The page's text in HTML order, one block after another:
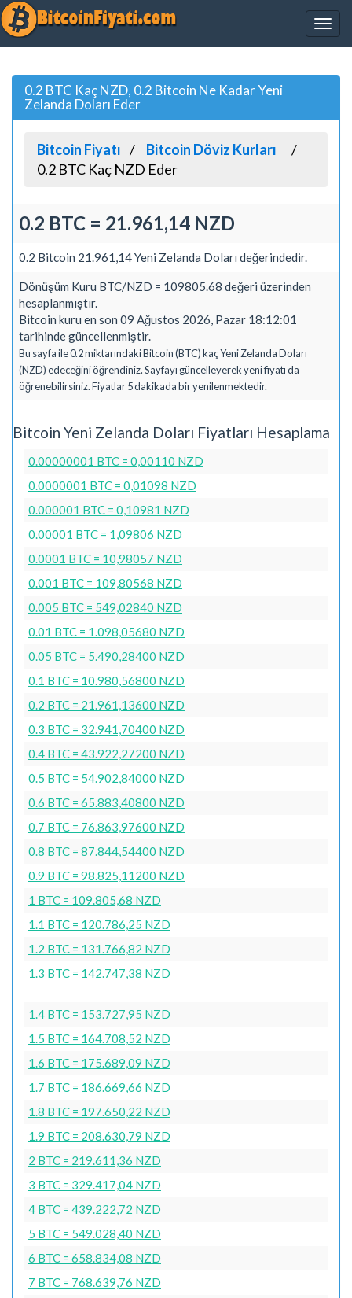
0.2 BTC Kaç NZD, 0.2 Bitcoin Ne Kadar Yeni
Zelanda Doları Eder
Bitcoin Fiyatı
Bitcoin Döviz Kurları
0.2 BTC Kaç NZD Eder
0.2 BTC = 21.961,14 NZD
0.2 Bitcoin 21.961,14 Yeni Zelanda Doları değerindedir.
Dönüşüm Kuru BTC/NZD = 109805.68 değeri üzerinden
hesaplanmıştır.
Bitcoin kuru en son 09 Ağustos 2026, Pazar 18:12:01
tarihinde güncellenmiştir.
Bu sayfa ile 0.2 miktarındaki Bitcoin (BTC) kaç Yeni Zelanda Doları
(NZD) edeceğini öğrendiniz. Sayfayı güncelleyerek yeni fiyatı da
öğrenebilirsiniz. Fiyatlar 5 dakikada bir yenilenmektedir.
Bitcoin Yeni Zelanda Doları Fiyatları Hesaplama
0.00000001 BTC = 0,00110 NZD
0.0000001 BTC = 0,01098 NZD
0.000001 BTC = 0,10981 NZD
0.00001 BTC = 1,09806 NZD
0.0001 BTC = 10,98057 NZD
0.001 BTC = 109,80568 NZD
0.005 BTC = 549,02840 NZD
0.01 BTC = 1.098,05680 NZD
0.05 BTC = 5.490,28400 NZD
0.1 BTC = 10.980,56800 NZD
0.2 BTC = 21.961,13600 NZD
0.3 BTC = 32.941,70400 NZD
0.4 BTC = 43.922,27200 NZD
0.5 BTC = 54.902,84000 NZD
0.6 BTC = 65.883,40800 NZD
0.7 BTC = 76.863,97600 NZD
0.8 BTC = 87.844,54400 NZD
0.9 BTC = 98.825,11200 NZD
1 BTC = 109.805,68 NZD
1.1 BTC = 120.786,25 NZD
1.2 BTC = 131.766,82 NZD
1.3 BTC = 142.747,38 NZD
1.4 BTC = 153.727,95 NZD
1.5 BTC = 164.708,52 NZD
1.6 BTC = 175.689,09 NZD
1.7 BTC = 186.669,66 NZD
1.8 BTC = 197.650,22 NZD
1.9 BTC = 208.630,79 NZD
2 BTC = 219.611,36 NZD
3 BTC = 329.417,04 NZD
4 BTC = 439.222,72 NZD
5 BTC = 549.028,40 NZD
6 BTC = 658.834,08 NZD
7 BTC = 768.639,76 NZD